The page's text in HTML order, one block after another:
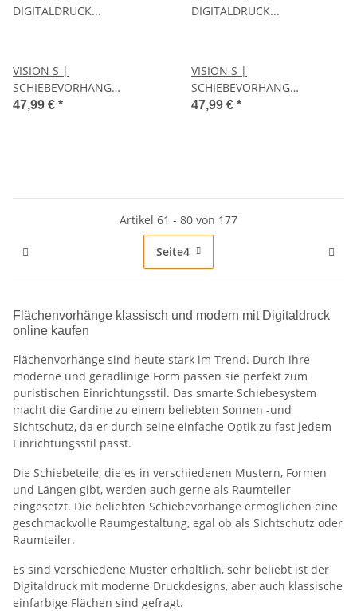
VISION S |
SCHIEBEVORHANG
BAMBUSOPTIK
47,99 € *
VISION S |
SCHIEBEVORHANG
BAMBUSOPTIK
47,99 € *
Artikel 61 - 80 von 177
Seite4
Flächenvorhänge klassisch und modern mit Digitaldruck
online kaufen
Flächenvorhänge sind heute stark im Trend. Durch ihre
moderne und geradlinige Form passen sie perfekt zum
puristischen Einrichtungsstil. Das smarte Schiebesystem
macht die Gardine zu einem beliebten Sonnen -und
Sichtschutz, da er durch seine einfache Optik zu fast jedem
Einrichtungsstil passt.
Die Schiebeteile, die es in verschiedenen Mustern, Formen
und Längen gibt, werden auch gerne als Raumteiler
eingesetzt. Die beliebten Schiebevorhänge ermöglichen eine
geschmackvolle Raumgestaltung, egal ob als Sichtschutz oder
Raumteiler.
Es sind verschiedene Muster erhältlich, sehr beliebt ist der
Digitaldruck mit moderne Druckdesigns, aber auch klassische
einfarbige Flächen sind gefragt.